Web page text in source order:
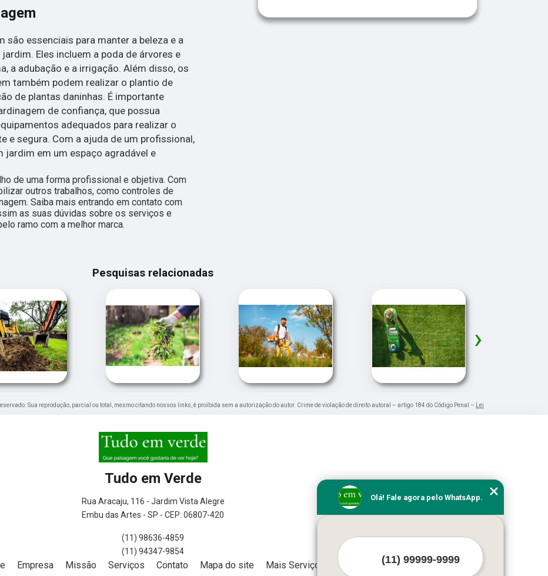
são essenciais para manter a beleza e a
Eles incluem a poda de árvores e
a adubação e a irrigação. Além disso, os
também podem realizar o plantio de
de plantas daninhas. É importante
de confiança, que possua
adequados para realizar o
e segura. Com a ajuda de um profissional,
jardim em um espaço agradável e
de uma forma profissional e objetiva. Com
outros trabalhos, como controles de
Saiba mais entrando em contato com
as suas dúvidas sobre os serviços e
ramo com a melhor marca.
Pesquisas relacionadas
›
Sua reprodução, parcial ou total, mesmo citando nossos links, é proibida sem a autorização do autor. Crime de violação de direito autoral – artigo 184 do Código Penal –
Lei
Tudo em Verde
Rua Aracaju, 116 - Jardim Vista Alegre
Embu das Artes - SP - CEP: 06807-420
(11) 98636-4859
(11) 94347-9854
Empresa Missão Serviços Contato Mapa do site Mais Serviços
Olá! Fale agora pelo WhatsApp.